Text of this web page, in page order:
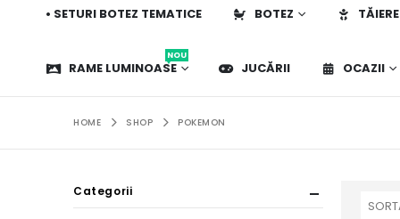
• SETURI BOTEZ TEMATICE BOTEZ
RAME LUMINOASE
NOU
JUCĂRII OCAZII
HOME SHOP POKEMON
Categorii